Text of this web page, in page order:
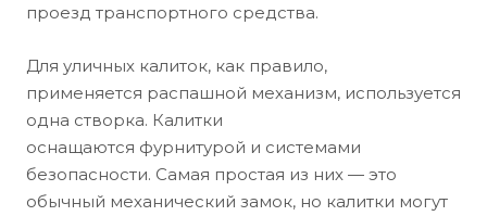
проезд транспортного средства.
Для уличных калиток, как правило,
применяется распашной механизм, используется
одна створка. Калитки
оснащаются фурнитурой и системами
безопасности. Самая простая из них — это
обычный механический замок, но калитки могут